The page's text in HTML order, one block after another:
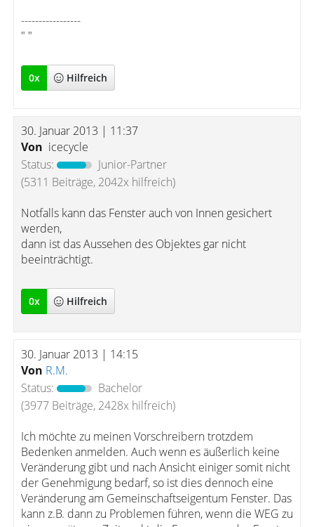
-----------------
" "
0x Hilfreich
30. Januar 2013 | 11:37
Von icecycle
Status:
Junior-Partner
(5311 Beiträge, 2042x hilfreich)
Notfalls kann das Fenster auch von Innen gesichert
werden,
dann ist das Aussehen des Objektes gar nicht
beeinträchtigt.
0x Hilfreich
30. Januar 2013 | 14:15
Von R.M.
Status:
Bachelor
(3977 Beiträge, 2428x hilfreich)
Ich möchte zu meinen Vorschreibern trotzdem
Bedenken anmelden. Auch wenn es äußerlich keine
Veränderung gibt und nach Ansicht einiger somit nicht
der Genehmigung bedarf, so ist dies dennoch eine
Veränderung am Gemeinschaftseigentum Fenster. Das
kann z.B. dann zu Problemen führen, wenn die WEG zu